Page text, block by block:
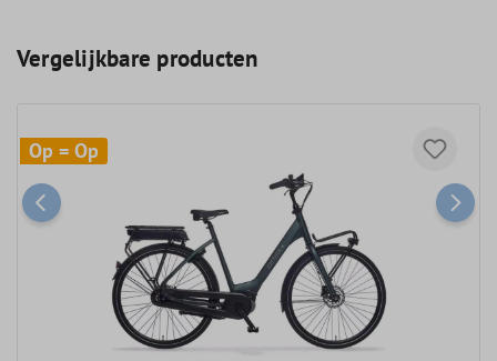
Vergelijkbare producten
Op = Op